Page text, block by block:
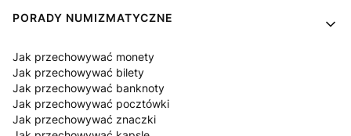
PORADY NUMIZMATYCZNE
Jak przechowywać monety
Jak przechowywać bilety
Jak przechowywać banknoty
Jak przechowywać pocztówki
Jak przechowywać znaczki